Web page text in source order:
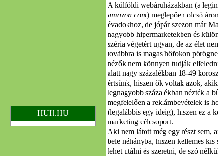
A külföldi webáruházakban (a
amazon.com) meglepően olcsó
évadokhoz, de jópár szezon már
nagyobb hipermarketekben és
széria végetért ugyan, de az élet
továbbra is magas hőfokon
nézők nem könnyen tudják
alatt nagy százalékban 18-49
értsünk, hiszen ők voltak azok,
legnagyobb százalékban nézték a
megfelelően a reklámbevételek is
(legalábbis egy ideig), hiszen ez a
marketing célcsoport.
Aki nem látott még egy részt sem,
bele néhányba, hiszen kellemes
lehet utálni és szeretni, de szó
HUH.HU